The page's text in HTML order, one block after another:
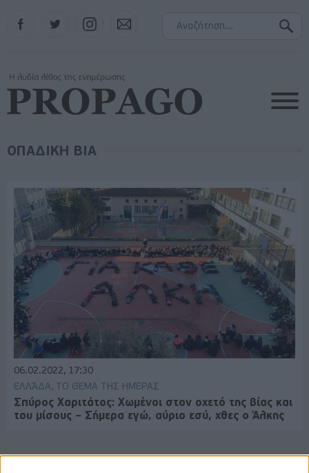
Instagram
ΟΠΑΔΙΚΗ ΒΙΑ
06.02.2022, 17:30
ΕΛΛΆΔΑ, ΤΟ ΘΈΜΑ ΤΗΣ ΗΜΈΡΑΣ
Σπύρος Χαριτάτος: Χωμένοι στον οχετό της βίας και
του μίσους – Σήμερα εγώ, αύριο εσύ, χθες ο Άλκης